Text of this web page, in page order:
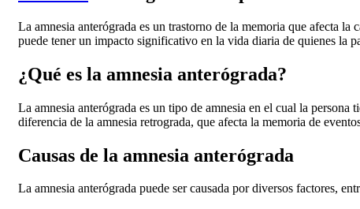
La amnesia anterógrada es un trastorno de la memoria que afecta
puede tener un impacto significativo en la vida diaria de quienes la
¿Qué es la amnesia anterógrada?
La amnesia anterógrada es un tipo de amnesia en el cual la
diferencia de la amnesia retrograda, que afecta la memoria de
Causas de la amnesia anterógrada
La amnesia anterógrada puede ser causada por diversos factores,